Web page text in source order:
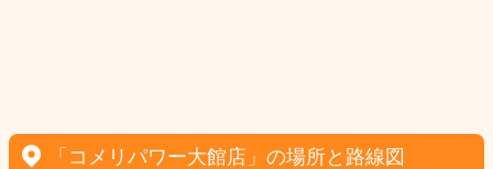
「コメリパワー大館店」の場所と路線図